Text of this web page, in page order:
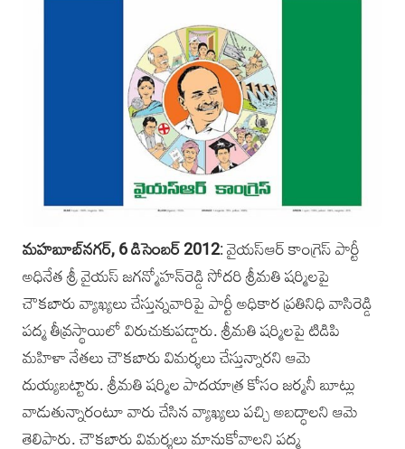
మహబూబ్‌నగ‌ర్, 6 డిసెంబర్‌ 2012: వైయస్‌ఆర్‌ కాంగ్రెస్‌ పార్టీ
అధినేత శ్రీ వైయస్‌ జగన్మోహన్‌రెడ్డి సోదరి శ్రీమతి షర్మిలపై
చౌకబారు వ్యాఖ్యలు చేస్తున్నవారిపై పార్టీ అధికార ప్రతినిధి వాసిరెడ్డి
పద్మ తీవ్రస్థాయిలో విరుచుకుపడ్డారు. శ్రీమతి షర్మిలపై టిడిపి
మహిళా నేతలు చౌకబారు విమర్శలు చేస్తున్నారని ఆమె
దుయ్యబట్టారు. శ్రీమతి షర్మిల పాదయాత్ర కోసం జర్మనీ బూట్లు
వాడుతున్నారంటూ వారు చేసిన వ్యాఖ్యలు పచ్చి అబద్ధాలని ఆమె
తెలిపారు. చౌకబారు విమర్శలు మానుకోవాలని పద్మ